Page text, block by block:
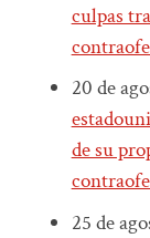
culpas
20 de
de su
25 de